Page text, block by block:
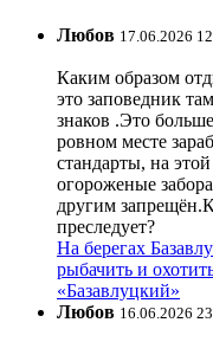
Любов 17.06.2026
Каким образом
это заповедник
знаков .Это
ровном месте
стандарты, на
огороженые
другим
преследует?
На берегах
рыбачить и
«Базавлуцкий»
Любов 16.06.2026